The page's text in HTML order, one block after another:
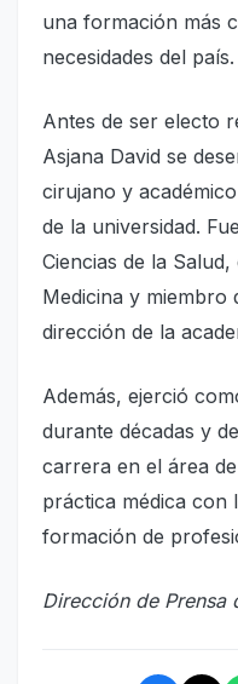
una formación más
necesidades del país.
Antes de ser electo
Asjana David se
cirujano y
de la universidad.
Ciencias de la
Medicina y miembro
dirección de la
Además, ejerció
durante décadas y
carrera en el área
práctica médica con
formación de
Dirección de Prensa